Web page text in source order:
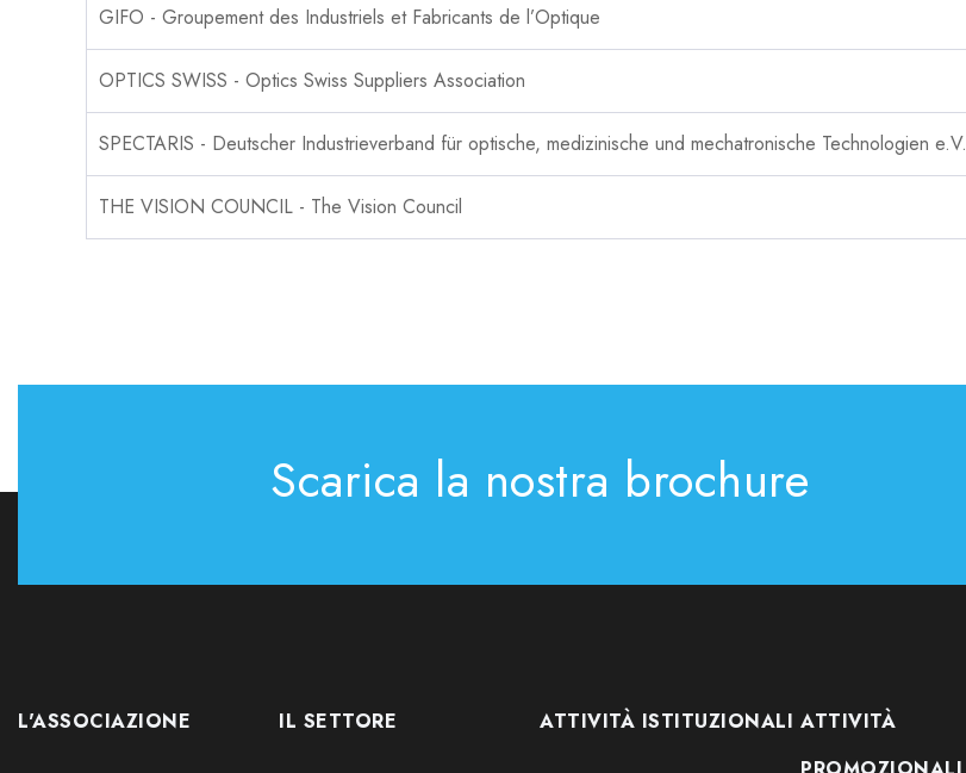
GIFO - Groupement des Industriels et Fabricants de l’Optique
OPTICS SWISS - Optics Swiss Suppliers Association
SPECTARIS - Deutscher Industrieverband für optische, medizinische und mechatronische Technologien e.V.
THE VISION COUNCIL - The Vision Council
Scarica la nostra brochure
L'ASSOCIAZIONE IL SETTORE ATTIVITÀ ISTITUZIONALI ATTIVITÀ